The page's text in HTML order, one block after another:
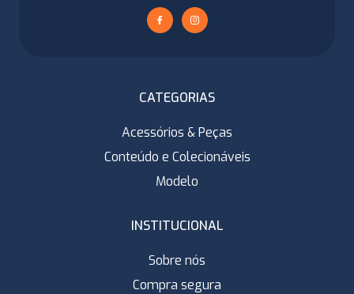
CATEGORIAS
Acessórios & Peças
Conteúdo e Colecionáveis
Modelo
INSTITUCIONAL
Sobre nós
Compra segura